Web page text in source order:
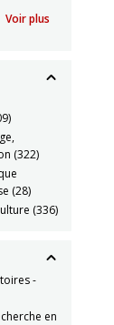
Voir plus
(322)
(28)
(336)
-
en